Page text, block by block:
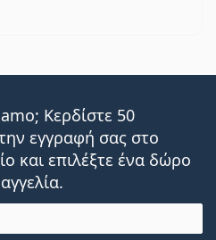
Κερδίστε 50
εγγραφή σας στο
και επιλέξτε ένα δώρο